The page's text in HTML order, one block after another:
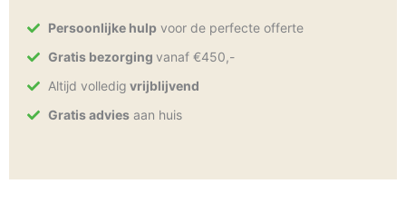
Persoonlijke hulpvoor de perfecte offerte
Gratis bezorging vanaf €450,-
Altijd volledig vrijblijvend
Gratis adviesaan huis